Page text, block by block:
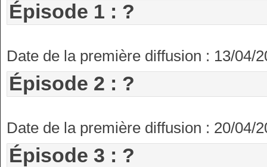
Épisode 1 : ?
Date de la première diffusion : 13/04/
Épisode 2 : ?
Date de la première diffusion : 20/04/
Épisode 3 : ?